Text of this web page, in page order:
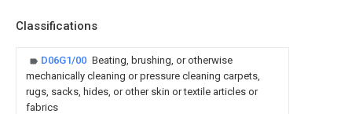
Classifications
D06G1/00 Beating, brushing, or otherwise
mechanically cleaning or pressure cleaning carpets,
rugs, sacks, hides, or other skin or textile articles or
fabrics